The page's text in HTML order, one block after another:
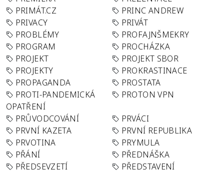
PRIMÁT.CZ
PRINC ANDREW
PRIVACY
PRIVÁT
PROBLÉMY
PROFAJNŠMEKRY
PROGRAM
PROCHÁZKA
PROJEKT
PROJEKT SBOR
PROJEKTY
PROKRASTINACE
PROPAGANDA
PROSTATA
PROTI-PANDEMICKÁ
OPATŘENÍ
PROTON VPN
PRŮVODCOVÁNÍ
PRVÁCI
PRVNÍ KAZETA
PRVNÍ REPUBLIKA
PRVOTINA
PRYMULA
PŘÁNÍ
PŘEDNÁŠKA
PŘEDSEVZETÍ
PŘEDSTAVENÍ